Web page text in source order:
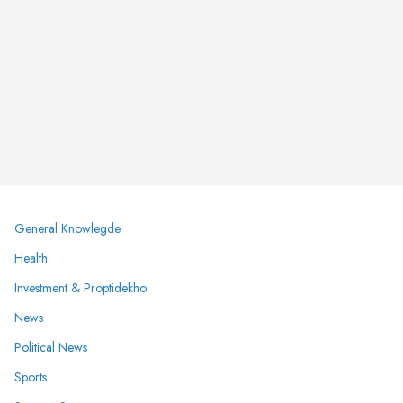
General Knowlegde
Health
Investment & Proptidekho
News
Political News
Sports